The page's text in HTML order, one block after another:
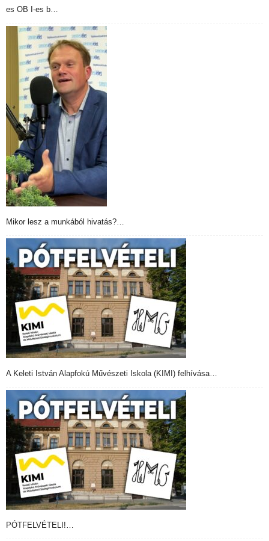
es OB I-es b…
Mikor lesz a munkából hivatás?…
A Keleti István Alapfokú Művészeti Iskola (KIMI) felhívása…
PÓTFELVÉTELI!…